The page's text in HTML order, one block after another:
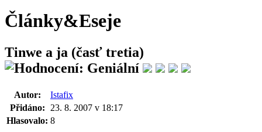
Články&Eseje
Tinwe a ja (časť tretia)
Autor:
Istafix
Přidáno:
23. 8. 2007 v 18:17
Hlasovalo: 8